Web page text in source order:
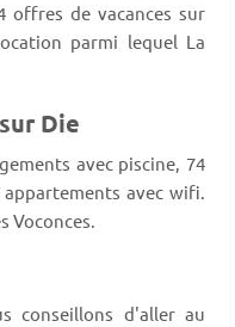
offres de vacances sur
parmi lequel La
Die
avec piscine, 74
avec wifi.
Voconces.
conseillons d'aller au